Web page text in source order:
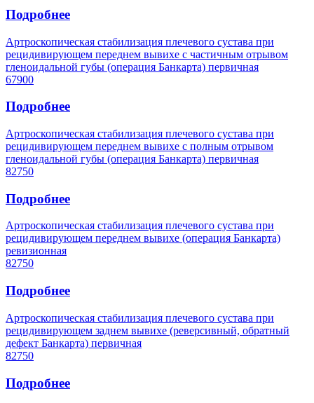
Подробнее
Артроскопическая стабилизация плечевого сустава при
рецидивирующем переднем вывихе с частичным отрывом
гленоидальной губы (операция Банкарта) первичная
67900
Подробнее
Артроскопическая стабилизация плечевого сустава при
рецидивирующем переднем вывихе с полным отрывом
гленоидальной губы (операция Банкарта) первичная
82750
Подробнее
Артроскопическая стабилизация плечевого сустава при
рецидивирующем переднем вывихе (операция Банкарта)
ревизионная
82750
Подробнее
Артроскопическая стабилизация плечевого сустава при
рецидивирующем заднем вывихе (реверсивный, обратный
дефект Банкарта) первичная
82750
Подробнее